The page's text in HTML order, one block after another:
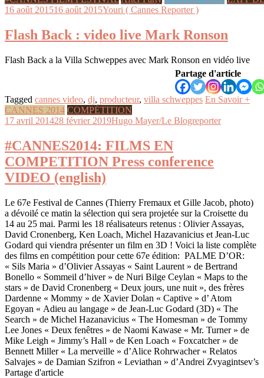
16 août 201516 août 2015Youri ( Cannes Reporter )
Flash Back : video live Mark Ronson
Flash Back a la Villa Schweppes avec Mark Ronson en vidéo live
Partage d'article
Tagged cannes video, dj, producteur, villa schweppes En Savoir +
CANNES 2014 COMPÉTITION
17 avril 201428 février 2019Hugo Mayer/Le Blogreporter
#CANNES2014: FILMS EN
COMPETITION Press conference
VIDEO (english)
Le 67e Festival de Cannes (Thierry Fremaux et Gille Jacob, photo)
a dévoilé ce matin la sélection qui sera projetée sur la Croisette du
14 au 25 mai. Parmi les 18 réalisateurs retenus : Olivier Assayas,
David Cronenberg, Ken Loach, Michel Hazavanicius et Jean-Luc
Godard qui viendra présenter un film en 3D ! Voici la liste complète
des films en compétition pour cette 67e édition: PALME D’OR:
« Sils Maria » d’Olivier Assayas « Saint Laurent » de Bertrand
Bonello « Sommeil d’hiver » de Nuri Bilge Ceylan « Maps to the
stars » de David Cronenberg « Deux jours, une nuit », des frères
Dardenne « Mommy » de Xavier Dolan « Captive » d’ Atom
Egoyan « Adieu au langage » de Jean-Luc Godard (3D) « The
Search » de Michel Hazanavicius « The Homesman » de Tommy
Lee Jones « Deux fenêtres » de Naomi Kawase « Mr. Turner » de
Mike Leigh « Jimmy’s Hall » de Ken Loach « Foxcatcher » de
Bennett Miller « La merveille » d’Alice Rohrwacher « Relatos
Salvajes » de Damian Szifron « Leviathan » d’Andrei Zvyagintsev’s
Partage d'article